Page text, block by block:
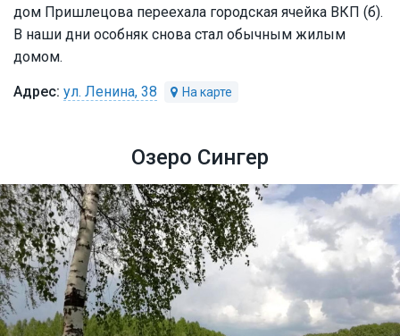
дом Пришлецова переехала городская ячейка ВКП (б).
В наши дни особняк снова стал обычным жилым
домом.
ул. Ленина, 38
Озеро Сингер